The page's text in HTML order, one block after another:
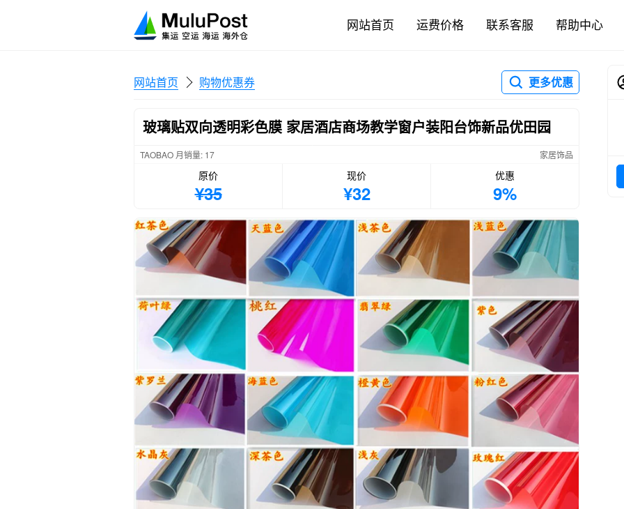
网站首页 运费价格 联系客服 帮助中心
网站首页 购物优惠券 更多优惠
玻璃贴双向透明彩色膜 家居酒店商场教学窗户装阳台饰新品优田园
TAOBAO 月销量: 17 家居饰品
原价
¥35
现价
¥32
优惠
9%